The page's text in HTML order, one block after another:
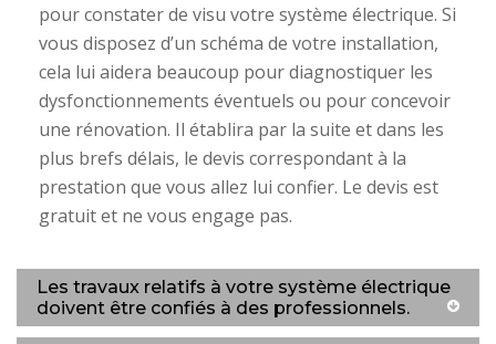
pour constater de visu votre système électrique. Si
vous disposez d’un schéma de votre installation,
cela lui aidera beaucoup pour diagnostiquer les
dysfonctionnements éventuels ou pour concevoir
une rénovation. Il établira par la suite et dans les
plus brefs délais, le devis correspondant à la
prestation que vous allez lui confier. Le devis est
gratuit et ne vous engage pas.
Les travaux relatifs à votre système électrique
doivent être confiés à des professionnels.